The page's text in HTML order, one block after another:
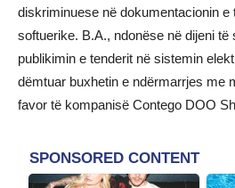
diskriminuese në dokumentacionin e
softuerike. B.A., ndonëse në dijeni të
publikimin e tenderit në sistemin
dëmtuar buxhetin e ndërmarrjes me
favor të kompanisë Contego DOO